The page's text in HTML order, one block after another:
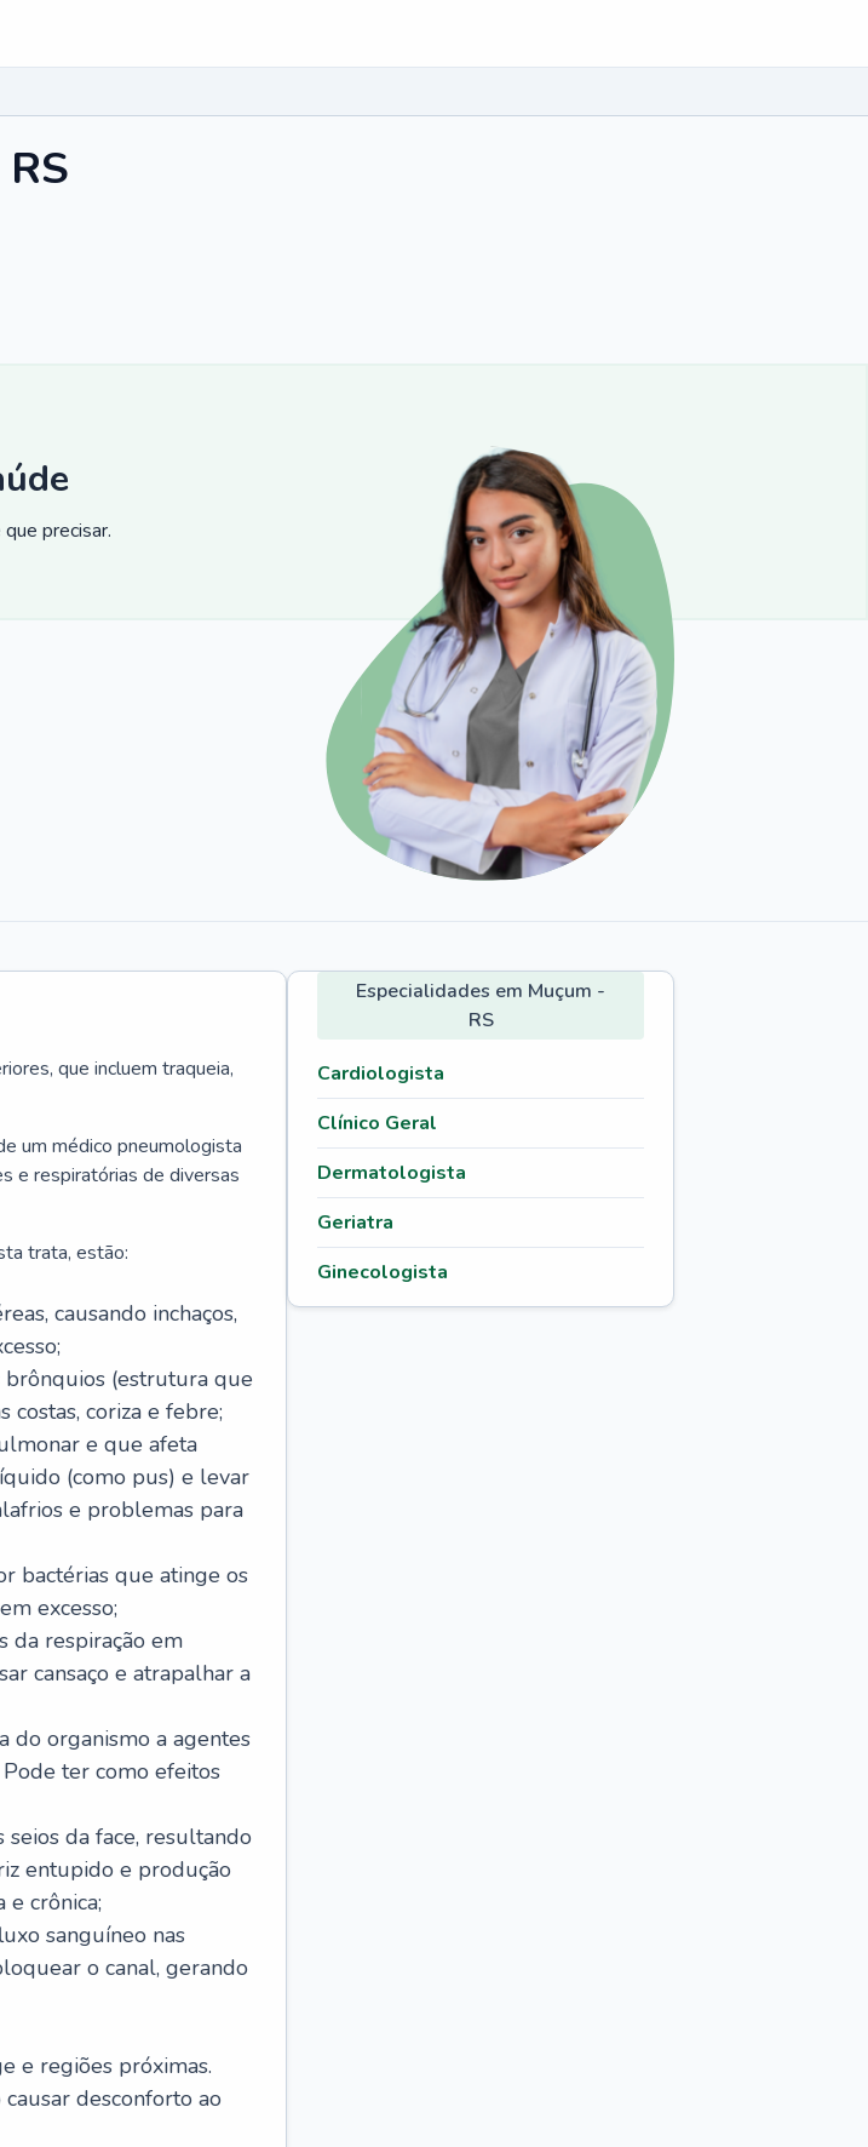
precisar.
que incluem traqueia,
um médico pneumologista
e respiratórias de diversas
trata, estão:
causando inchaços,
(estrutura que
costas, coriza e febre;
e que afeta
(como pus) e levar
e problemas para
bactérias que atinge os
excesso;
da respiração em
cansaço e atrapalhar a
do organismo a agentes
ter como efeitos
da face, resultando
entupido e produção
e crônica;
sanguíneo nas
o canal, gerando
e regiões próximas.
desconforto ao
Especialidades em Muçum -
RS
Cardiologista
Clínico Geral
Dermatologista
Geriatra
Ginecologista